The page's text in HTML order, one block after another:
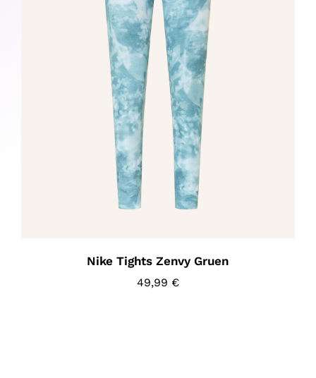
Nike Tights Zenvy Gruen
49,99 €